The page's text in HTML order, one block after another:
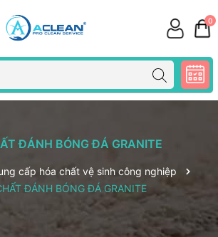
0
ĐÁNH BÓNG ĐÁ GRANITE
cấp hóa chất vệ sinh công nghiệp
ĐÁNH BÓNG ĐÁ GRANITE